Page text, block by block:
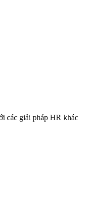
các giải pháp HR khác